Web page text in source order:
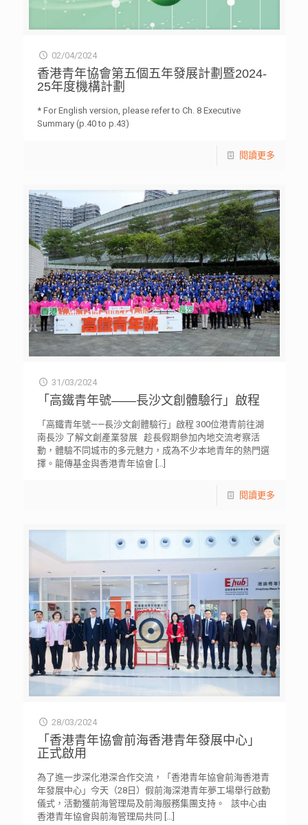
02/04/2024
香港青年協會第五個五年發展計劃暨2024-
25年度機構計劃
* For English version, please refer to Ch. 8 Executive
Summary (p.40 to p.43)
閱讀更多
31/03/2024
「高鐵青年號——長沙文創體驗行」啟程
「高鐵青年號——長沙文創體驗行」啟程 300位港青前往湖
南長沙 了解文創產業發展 趁長假期參加內地交流考察活
動，體驗不同城市的多元魅力，成為不少本地青年的熱門選
擇。龍傳基金與香港青年協會[…]
閱讀更多
28/03/2024
「香港青年協會前海香港青年發展中心」
正式啟用
為了進一步深化港深合作交流，「香港青年協會前海香港青
年發展中心」今天（28日）假前海深港青年夢工場舉行啟動
儀式，活動獲前海管理局及前海服務集團支持。 該中心由
香港青年協會與前海管理局共同 […]